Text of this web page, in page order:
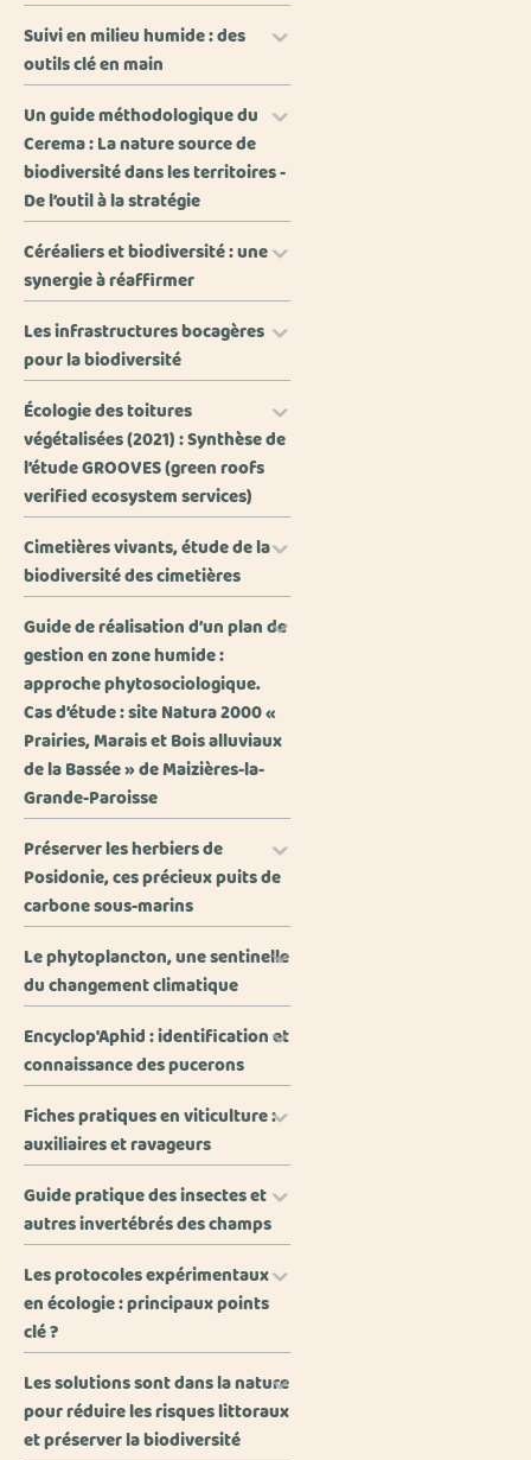
Suivi en milieu humide : des
outils clé en main
Un guide méthodologique du
Cerema : La nature source de
biodiversité dans les territoires -
De l’outil à la stratégie
Céréaliers et biodiversité : une
synergie à réaffirmer
Les infrastructures bocagères
pour la biodiversité
Écologie des toitures
végétalisées (2021) : Synthèse de
l’étude GROOVES (green roofs
verified ecosystem services)
Cimetières vivants, étude de la
biodiversité des cimetières
Guide de réalisation d’un plan de
gestion en zone humide :
approche phytosociologique.
Cas d’étude : site Natura 2000 «
Prairies, Marais et Bois alluviaux
de la Bassée » de Maizières-la-
Grande-Paroisse
Préserver les herbiers de
Posidonie, ces précieux puits de
carbone sous-marins
Le phytoplancton, une sentinelle
du changement climatique
Encyclop'Aphid : identification et
connaissance des pucerons
Fiches pratiques en viticulture :
auxiliaires et ravageurs
Guide pratique des insectes et
autres invertébrés des champs
Les protocoles expérimentaux
en écologie : principaux points
clé ?
Les solutions sont dans la nature
pour réduire les risques littoraux
et préserver la biodiversité